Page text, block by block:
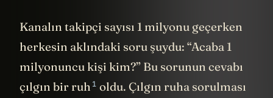
Kanalın takipçi sayısı 1 milyonu geçerken
herkesin aklındaki soru şuydu: “Acaba 1
milyonuncu kişi kim?” Bu sorunun cevabı
çılgın bir ruh 1 oldu. Çılgın ruha sorulması